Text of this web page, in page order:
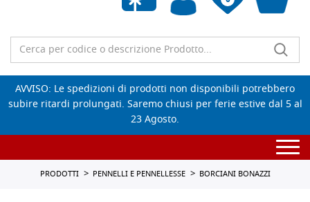
Wishlist vuota
AVVISO: Le spedizioni di prodotti non disponibili potrebbero
subire ritardi prolungati. Saremo chiusi per ferie estive dal 5 al
23 Agosto.
PRODOTTI PENNELLI E PENNELLESSE BORCIANI BONAZZI